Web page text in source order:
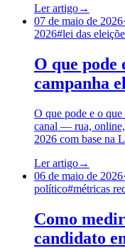
Ler artigo→
07 de maio de 2026·
2026#lei das
O que pode
campanha
O que pode e o
canal — rua,
2026 com base na
Ler artigo→
06 de maio de 2026·
político#métricas
Como
candidato